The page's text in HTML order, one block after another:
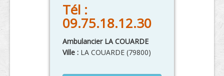
Tél :
09.75.18.12.30
Ambulancier LA COUARDE
Ville : LA COUARDE (79800)